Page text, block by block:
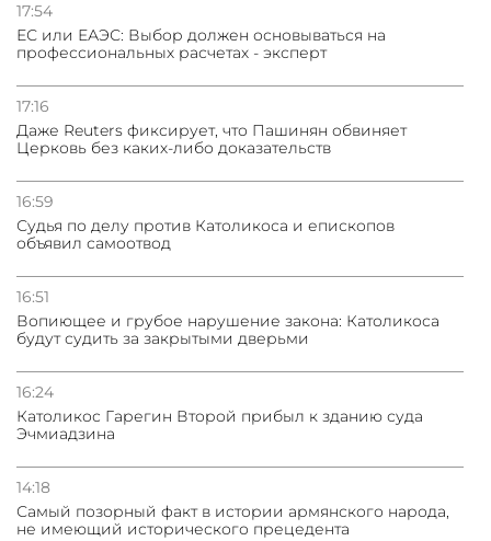
17:54
ЕС или ЕАЭС: Выбор должен основываться на
профессиональных расчетах - эксперт
17:16
Даже Reuters фиксирует, что Пашинян обвиняет
Церковь без каких-либо доказательств
16:59
Судья по делу против Католикоса и епископов
объявил самоотвод
16:51
Вопиющее и грубое нарушение закона: Католикоса
будут судить за закрытыми дверьми
16:24
Католикос Гарегин Второй прибыл к зданию суда
Эчмиадзина
14:18
Самый позорный факт в истории армянского народа,
не имеющий исторического прецедента
03.08.2026
31.07.2026
погрануправления СНБ Армении в Тбилиси